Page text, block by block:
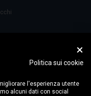
Politica sui cookie
l'esperienza utente
alcuni dati con social